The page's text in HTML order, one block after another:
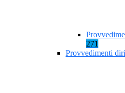
271
Provvedimenti